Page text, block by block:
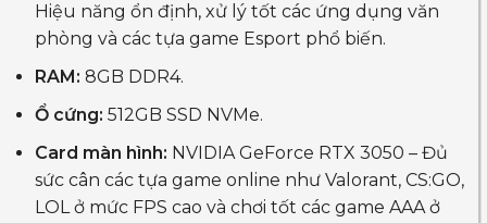
Hiệu năng ổn định, xử lý tốt các ứng dụng văn
phòng và các tựa game Esport phổ biến.
RAM: 8GB DDR4.
Ổ cứng: 512GB SSD NVMe.
Card màn hình: NVIDIA GeForce RTX 3050 – Đủ
sức cân các tựa game online như Valorant, CS:GO,
LOL ở mức FPS cao và chơi tốt các game AAA ở